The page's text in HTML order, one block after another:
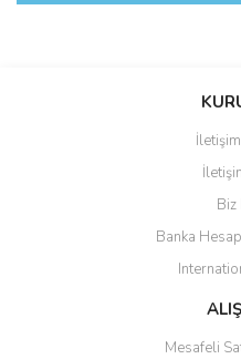
Bu ürüne ilk
Biz
Banka
Mesafeli